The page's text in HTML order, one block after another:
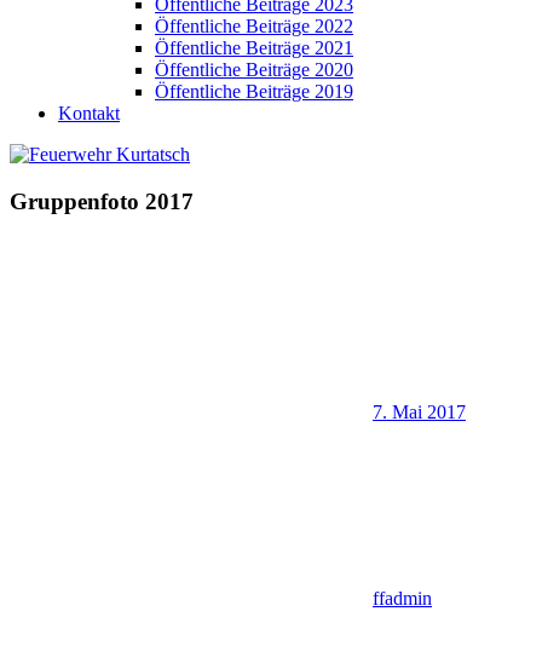
Öffentliche Beiträge 2023
Öffentliche Beiträge 2022
Öffentliche Beiträge 2021
Öffentliche Beiträge 2020
Öffentliche Beiträge 2019
Kontakt
Gruppenfoto 2017
7. Mai 2017
ffadmin